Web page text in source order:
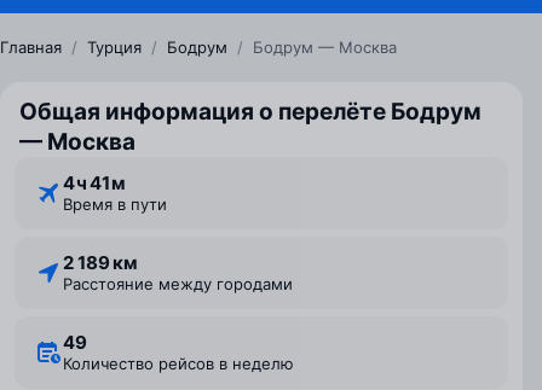
Главная / Турция / Бодрум / Бодрум — Москва
Общая информация о перелёте Бодрум
— Москва
4 ⁠ч 41 ⁠м
Время в пути
2 189 км
Расстояние между городами
49
Количество рейсов в неделю